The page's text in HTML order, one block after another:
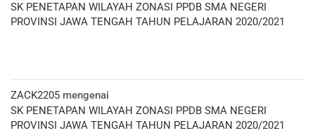
SK PENETAPAN WILAYAH ZONASI PPDB SMA NEGERI
PROVINSI JAWA TENGAH TAHUN PELAJARAN 2020/2021
ZACK2205 mengenai
SK PENETAPAN WILAYAH ZONASI PPDB SMA NEGERI
PROVINSI JAWA TENGAH TAHUN PELAJARAN 2020/2021